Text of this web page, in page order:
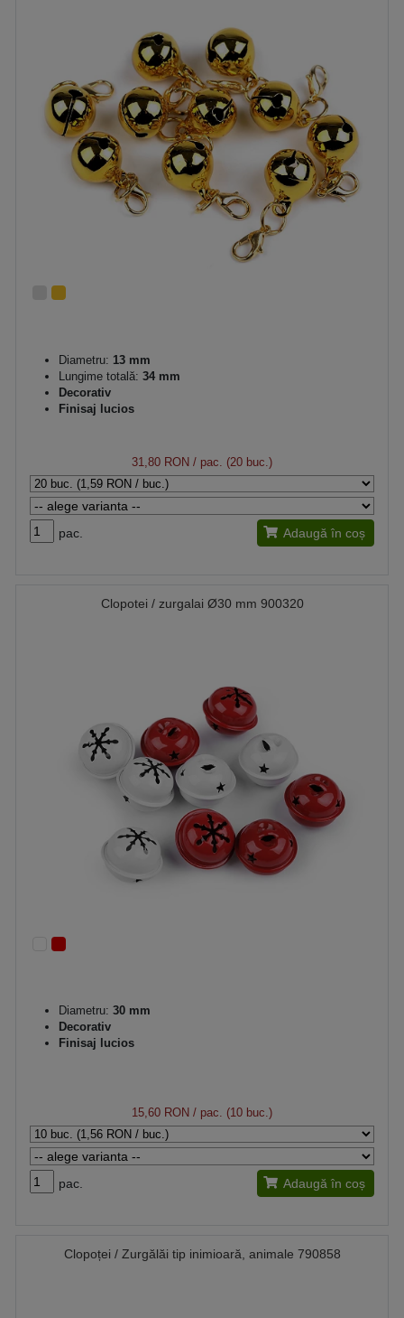
Diametru: 13 mm
Lungime totală: 34 mm
Decorativ
Finisaj lucios
31,80 RON / pac. (20 buc.)
pac. Adaugă în coș
Clopotei / zurgalai Ø30 mm 900320
Diametru: 30 mm
Decorativ
Finisaj lucios
15,60 RON / pac. (10 buc.)
pac. Adaugă în coș
Clopoței / Zurgălăi tip inimioară, animale 790858